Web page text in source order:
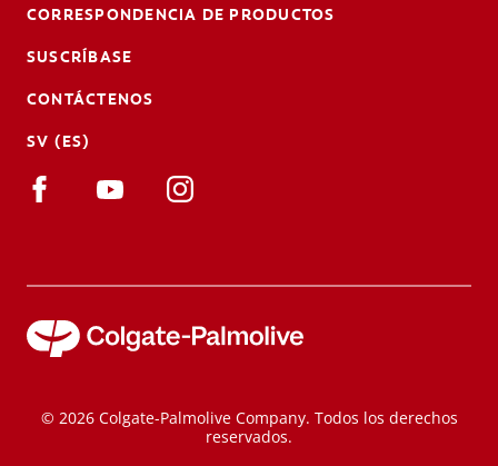
CORRESPONDENCIA DE PRODUCTOS
SUSCRÍBASE
CONTÁCTENOS
SV (ES)
© 2026 Colgate-Palmolive Company. Todos los derechos
reservados.